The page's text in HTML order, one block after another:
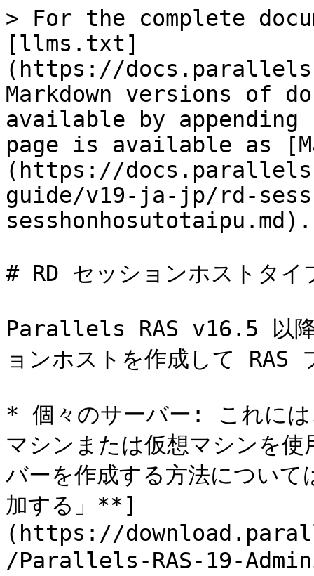
> For the complete
[llms.txt]
(https://
Markdown versions of
available by
page is available as
(https://
guide/v19-ja-jp/rd-
sesshonhosutotaipu.md).
# RD セッションホストタイ
Parallels RAS v16.5 以降
ョンホストを作成して RAS
* 個々のサーバー: これには
マシンまたは仮想マシンを
バーを作成する方法につい
加する」**]
(https://
/Parallels-RAS-19-